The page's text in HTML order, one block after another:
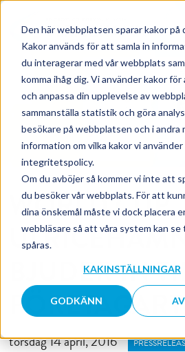
Den här webbplatsen sparar kakor på
Kakor används för att samla in
du interagerar med vår webbplats
komma ihåg dig. Vi använder kakor
och anpassa din upplevelse av
sammanställa statistik och göra
besökare på webbplatsen och i andra
information om vilka kakor vi
integritetspolicy.
Om du avböjer så kommer vi inte att
du besöker vår webbplats. För att
dina önskemål måste vi dock placera
webbläsare så att våra system kan
spåras.
KAKINSTÄLLNINGAR
GODKÄNN
WORLD CUP
BJUDER IN
torsdag 14 april, 2016